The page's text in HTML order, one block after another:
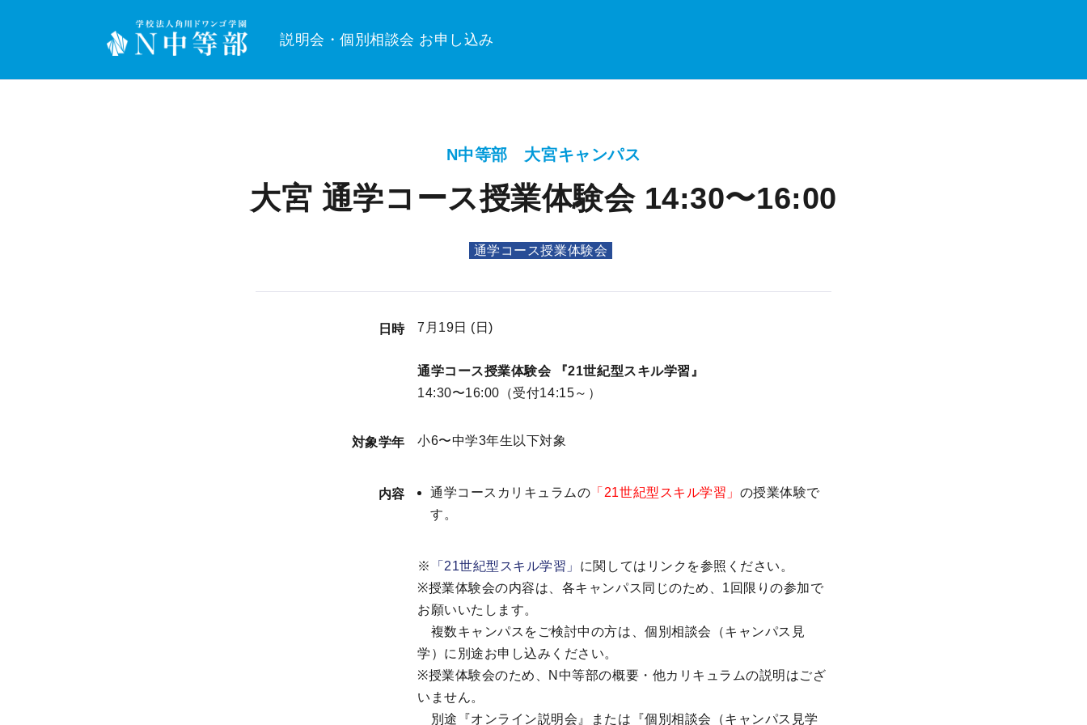
説明会・個別相談会 お申し込み
N中等部 大宮キャンパス
大宮 通学コース授業体験会 14:30〜16:00
通学コース授業体験会
日時 7月19日 (日)
通学コース授業体験会 『21世紀型スキル学習』
14:30〜16:00（受付14:15～）
対象学年 小6〜中学3年生以下対象
内容 通学コースカリキュラムの 「21世紀型スキル学習」 の授業体験で
す。
※ 「21世紀型スキル学習」 に関してはリンクを参照ください。
※授業体験会の内容は、各キャンパス同じのため、1回限りの参加で
お願いいたします。
複数キャンパスをご検討中の方は、個別相談会（キャンパス見
学）に別途お申し込みください。
※授業体験会のため、N中等部の概要・他カリキュラムの説明はござ
いません。
別途『オンライン説明会』または『個別相談会（キャンパス見学